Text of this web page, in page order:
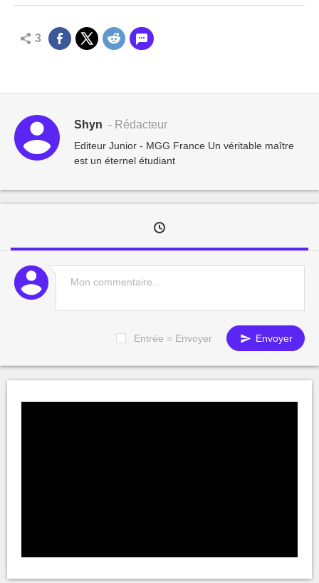
3
Shyn - Rédacteur
Editeur Junior - MGG France Un véritable maître
est un éternel étudiant
Entrée = Envoyer Envoyer